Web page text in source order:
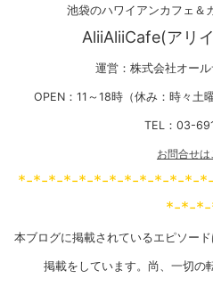
ックブレンドオイル 2800円
(税別)」 が売れています。 香
りもカフェ店内でお試しでき
池袋のハワイアンカフェ＆
AliiAliiCafe(アリ
運営：株式会社オー
OPEN：11～18時（休み：時々土
TEL：03-
お問合せは
*-*-*-*-*-*-*-*-*-*-*-*-
*-*-
本ブログに掲載されているエピソー
掲載をしています。尚、一切の